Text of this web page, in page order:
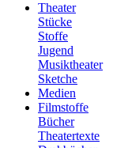
Theater
Stücke
Stoffe
Jugend
Musiktheater
Sketche
Medien
Filmstoffe
Bücher
Theatertexte